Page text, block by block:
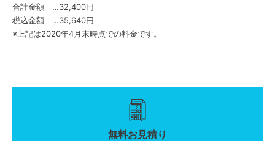
合計金額 …32,400円
税込金額 …35,640円
※上記は2020年4月末時点での料金です。
無料お見積り